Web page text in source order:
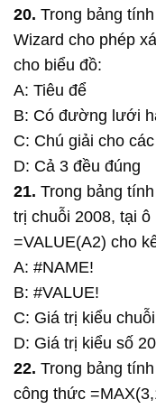
20. Trong bảng
Wizard cho phép
cho biểu đồ:
A: Tiêu để
B: Có đường lưới
C: Chú giải cho
D: Cả 3 đều đúng
21. Trong bảng
trị chuỗi 2008, tại
=VALUE(A2) cho
A: #NAME!
B: #VALUE!
C: Giá trị kiểu
D: Giá trị kiểu số
22. Trong bảng
công thức